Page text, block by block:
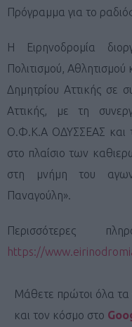
Πρόγραμμα για το
Η Ειρηνοδρομία
Πολιτισμού,
Δημητρίου Αττικής σε
Αττικής, με τη
Ο.Φ.Κ.Α ΟΔΥΣΣΕΑΣ και
στο πλαίσιο των
στη μνήμη του
Παναγούλη».
Περισσότερες
https://
Μάθετε πρώτοι όλα τα
και τον κόσμο στο